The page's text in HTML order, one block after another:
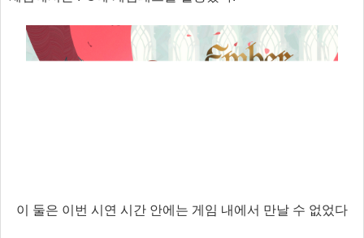
이 둘은 이번 시연 시간 안에는 게임 내에서 만날 수 없었다